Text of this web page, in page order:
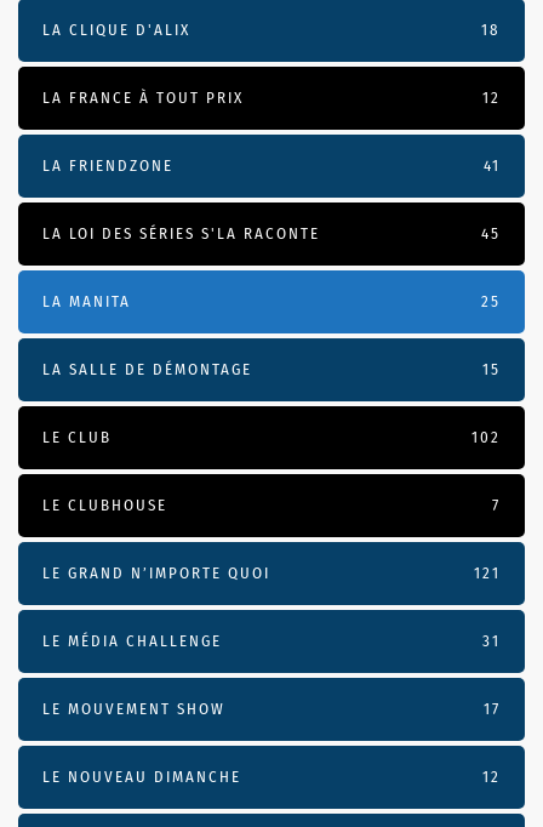
LA CLIQUE D'ALIX 18
LA FRANCE À TOUT PRIX 12
LA FRIENDZONE 41
LA LOI DES SÉRIES S'LA RACONTE 45
LA MANITA 25
LA SALLE DE DÉMONTAGE 15
LE CLUB 102
LE CLUBHOUSE 7
LE GRAND N’IMPORTE QUOI 121
LE MÉDIA CHALLENGE 31
LE MOUVEMENT SHOW 17
LE NOUVEAU DIMANCHE 12